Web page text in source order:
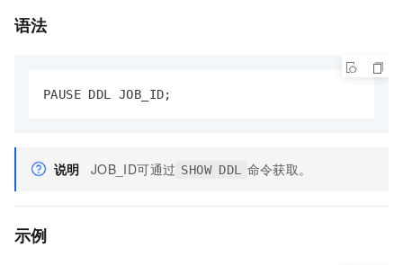
语法
PAUSE DDL JOB_ID;
说明 JOB_ID可通过 SHOW DDL 命令获取。
示例